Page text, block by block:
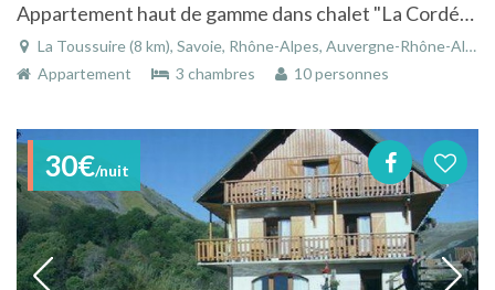
Appartement haut de gamme dans chalet "La Cordée" à La Toussuire en Savoie dans les Alpes
La Toussuire (8 km), Savoie, Rhône-Alpes, Auvergne-Rhône-Alpes, France
Appartement
3 chambres 10 personnes
30€/nuit